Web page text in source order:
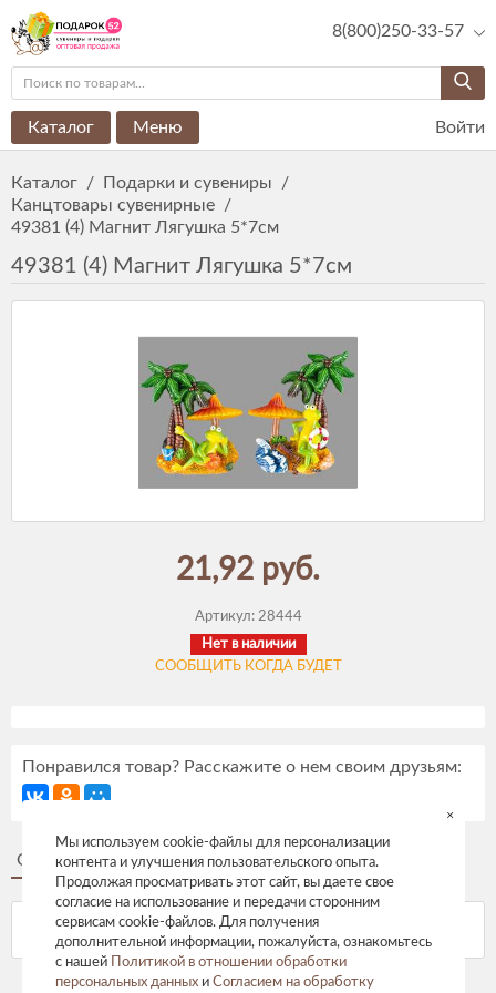
8(800)250-33-57
Каталог Меню Войти
Каталог / Подарки и сувениры
/
Канцтовары сувенирные /
49381 (4) Магнит Лягушка 5*7см
49381 (4) Магнит Лягушка 5*7см
21,92 руб.
Артикул: 28444
Нет в наличии
СООБЩИТЬ КОГДА БУДЕТ
Понравился товар? Расскажите о нем своим друзьям:
Описание Отзывы
Мы используем cookie-файлы для персонализации
контента и улучшения пользовательского опыта.
Продолжая просматривать этот сайт, вы даете свое
согласие на использование и передачи сторонним
сервисам cookie-файлов. Для получения
дополнительной информации, пожалуйста, ознакомьтесь
с нашей
Политикой в отношении обработки
персональных данных и Согласием на обработку
×